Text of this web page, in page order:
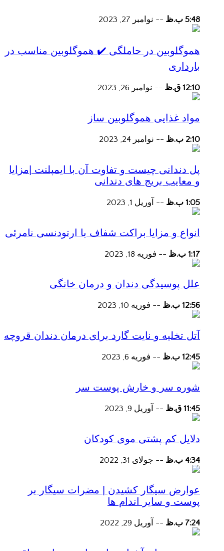
5:48 ب.ظ -- نوامبر 27, 2023
هموگلوبین در حاملگی ✔️ هموگلوبین مناسب در
بارداری
12:10 ق.ظ -- نوامبر 26, 2023
مواد غذایی هموگلوبین ساز
2:10 ب.ظ -- نوامبر 24, 2023
پل دندانی چیست و تفاوت آن با ایمپلنت |مزایا
و معایب بریج های دندانی
1:05 ب.ظ -- آوریل 1, 2023
انواع و مزایا براکت شفاف با ارتودنسی نامرئی
1:17 ب.ظ -- فوریه 18, 2023
علل پوسیدگی دندان و درمان خانگی
12:56 ب.ظ -- فوریه 10, 2023
آتل تخلیه و نایت گارد برای درمان دندان قروچه
12:45 ب.ظ -- فوریه 6, 2023
شوره سر و خارش پوست سر
11:45 ق.ظ -- آوریل 9, 2023
دلایل کم پشتی موی کودکان
4:34 ب.ظ -- جولای 31, 2022
عوارض سیگار کشیدن | مضرات سیگار بر
پوست و سایر اندام ها
7:24 ب.ظ -- آوریل 29, 2022